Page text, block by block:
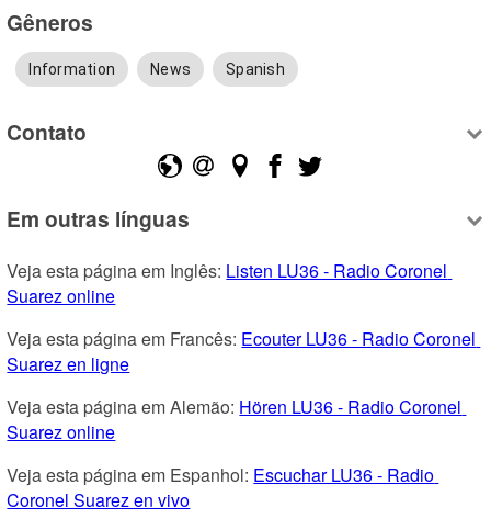
Gêneros
Information News Spanish
Contato
Em outras línguas
Veja esta página em Inglês: Listen LU36 - Radio Coronel
Suarez online
Veja esta página em Francês: Ecouter LU36 - Radio Coronel
Suarez en ligne
Veja esta página em Alemão: Hören LU36 - Radio Coronel
Suarez online
Veja esta página em Espanhol: Escuchar LU36 - Radio
Coronel Suarez en vivo